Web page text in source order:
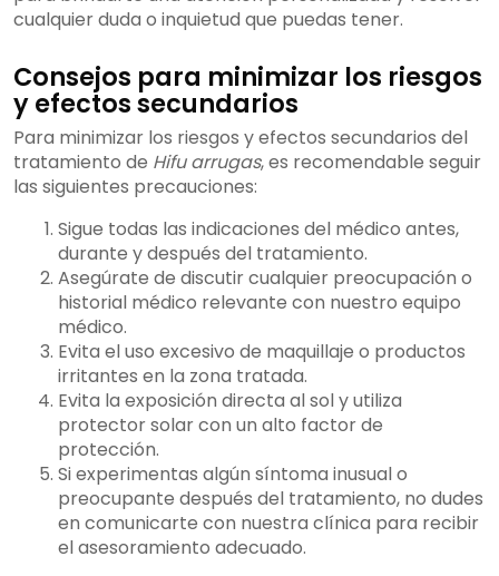
cualquier duda o inquietud que puedas tener.
Consejos para minimizar los riesgos
y efectos secundarios
Para minimizar los riesgos y efectos secundarios del
tratamiento de Hifu arrugas, es recomendable seguir
las siguientes precauciones:
Sigue todas las indicaciones del médico antes,
durante y después del tratamiento.
Asegúrate de discutir cualquier preocupación o
historial médico relevante con nuestro equipo
médico.
Evita el uso excesivo de maquillaje o productos
irritantes en la zona tratada.
Evita la exposición directa al sol y utiliza
protector solar con un alto factor de
protección.
Si experimentas algún síntoma inusual o
preocupante después del tratamiento, no dudes
en comunicarte con nuestra clínica para recibir
el asesoramiento adecuado.